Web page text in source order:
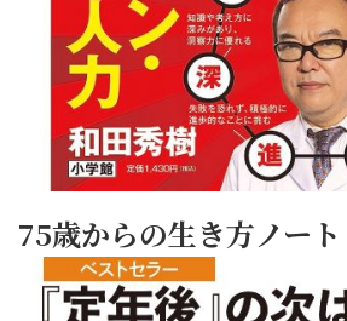
75歳からの生き方ノート